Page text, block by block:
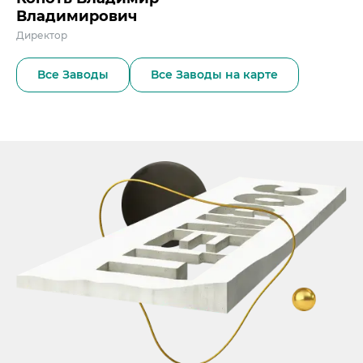
Владимирович
Директор
Все Заводы Все Заводы на карте